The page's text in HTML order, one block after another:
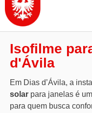
Isofilme
d'Ávila
Em Dias d’Ávila, a
solar para janelas é
para quem busca